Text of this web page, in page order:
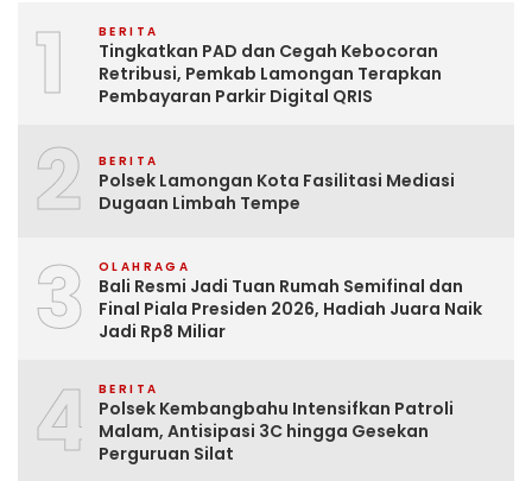
1 BERITA
Tingkatkan PAD dan Cegah Kebocoran
Retribusi, Pemkab Lamongan Terapkan
Pembayaran Parkir Digital QRIS
2 BERITA
Polsek Lamongan Kota Fasilitasi Mediasi
Dugaan Limbah Tempe
3 OLAHRAGA
Bali Resmi Jadi Tuan Rumah Semifinal dan
Final Piala Presiden 2026, Hadiah Juara Naik
Jadi Rp8 Miliar
4 BERITA
Polsek Kembangbahu Intensifkan Patroli
Malam, Antisipasi 3C hingga Gesekan
Perguruan Silat